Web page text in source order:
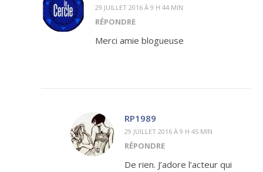
29 JUILLET 2016 À 9 H 44 MIN
RÉPONDRE
Merci amie blogueuse
RP1989
29 JUILLET 2016 À 9 H 45 MIN
RÉPONDRE
De rien. J’adore l’acteur qui